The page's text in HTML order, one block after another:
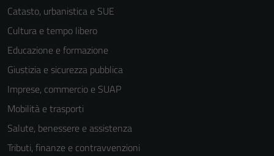
Catasto, urbanistica e SUE
Cultura e tempo libero
Educazione e formazione
Giustizia e sicurezza pubblica
Imprese, commercio e SUAP
Mobilità e trasporti
Salute, benessere e assistenza
Tributi, finanze e contravvenzioni